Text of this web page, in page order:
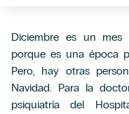
Diciembre es un mes
porque es una época
Pero, hay otras
Navidad. Para la
psiquiatría del